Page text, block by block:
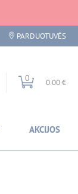
PARDUOTUVĖS
0 0.00 €
AKCIJOS